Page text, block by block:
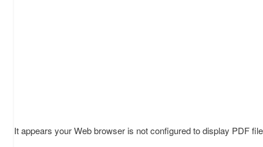
It appears your Web browser is not configured to display PDF